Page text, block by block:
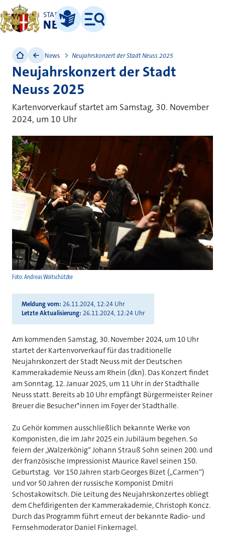
STADT
NEUSS
Leichte Sprache
Menü
Foto: Andreas Woitschützke
News Neujahrskonzert der Stadt Neuss 2025
Neujahrskonzert der Stadt
Neuss 2025
Kartenvorverkauf startet am Samstag, 30. November
2024, um 10 Uhr
Meldung vom 26.11.2024, 12:24 Uhr
Letzte Aktualisierung 26.11.2024, 12:24 Uhr
Am kommenden Samstag, 30. November 2024, um 10 Uhr
startet der Kartenvorverkauf für das traditionelle
Neujahrskonzert der Stadt Neuss mit der Deutschen
Kammerakademie Neuss am Rhein (dkn). Das Konzert findet
am Sonntag, 12. Januar 2025, um 11 Uhr in der Stadthalle
Neuss statt. Bereits ab 10 Uhr empfängt Bürgermeister Reiner
Breuer die Besucher*innen im Foyer der Stadthalle.
Zu Gehör kommen ausschließlich bekannte Werke von
Komponisten, die im Jahr 2025 ein Jubiläum begehen. So
feiern der „Walzerkönig“ Johann Strauß Sohn seinen 200. und
der französische Impressionist Maurice Ravel seinen 150.
Geburtstag. Vor 150 Jahren starb Georges Bizet („Carmen“)
und vor 50 Jahren der russische Komponist Dmitri
Schostakowitsch. Die Leitung des Neujahrskonzertes obliegt
dem Chefdirigenten der Kammerakademie, Christoph Koncz.
Durch das Programm führt erneut der bekannte Radio- und
Fernsehmoderator Daniel Finkernagel.